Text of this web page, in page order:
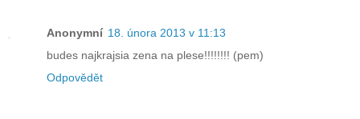
Anonymní 18. února 2013 v 11:13
budes najkrajsia zena na plese!!!!!!!! (pem)
Odpovědět